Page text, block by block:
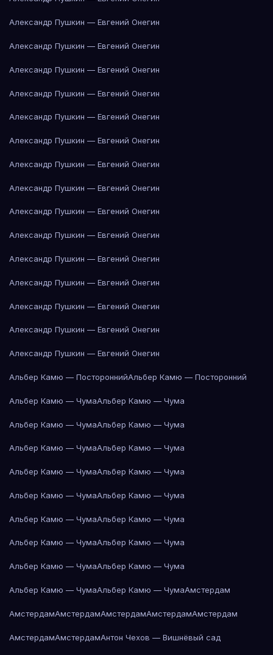
Александр Пушкин — Евгений Онегин
Александр Пушкин — Евгений Онегин
Александр Пушкин — Евгений Онегин
Александр Пушкин — Евгений Онегин
Александр Пушкин — Евгений Онегин
Александр Пушкин — Евгений Онегин
Александр Пушкин — Евгений Онегин
Александр Пушкин — Евгений Онегин
Александр Пушкин — Евгений Онегин
Александр Пушкин — Евгений Онегин
Александр Пушкин — Евгений Онегин
Александр Пушкин — Евгений Онегин
Александр Пушкин — Евгений Онегин
Александр Пушкин — Евгений Онегин
Александр Пушкин — Евгений Онегин
Альбер Камю — ПостороннийАльбер Камю — Посторонний
Альбер Камю — ЧумаАльбер Камю — Чума
Альбер Камю — ЧумаАльбер Камю — Чума
Альбер Камю — ЧумаАльбер Камю — Чума
Альбер Камю — ЧумаАльбер Камю — Чума
Альбер Камю — ЧумаАльбер Камю — Чума
Альбер Камю — ЧумаАльбер Камю — Чума
Альбер Камю — ЧумаАльбер Камю — Чума
Альбер Камю — ЧумаАльбер Камю — Чума
Альбер Камю — ЧумаАльбер Камю — ЧумаАмстердам
АмстердамАмстердамАмстердамАмстердамАмстердам
АмстердамАмстердамАнтон Чехов — Вишнёвый сад